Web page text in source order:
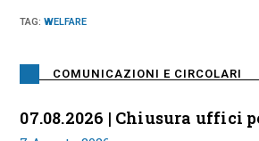
TAG:WELFARE
COMUNICAZIONI E CIRCOLARI
07.08.2026 | Chiusura uffici